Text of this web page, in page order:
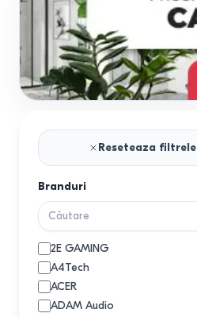
Reseteaza filtrele
Branduri
2E GAMING
A4Tech
ACER
ADAM Audio